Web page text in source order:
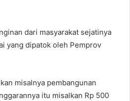
dari masyarakat sejatinya
yang dipatok oleh Pemprov
misalnya pembangunan
itu misalkan Rp 500